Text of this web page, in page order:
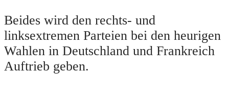
Beides wird den rechts- und
linksextremen Parteien bei den heurigen
Wahlen in Deutschland und Frankreich
Auftrieb geben.